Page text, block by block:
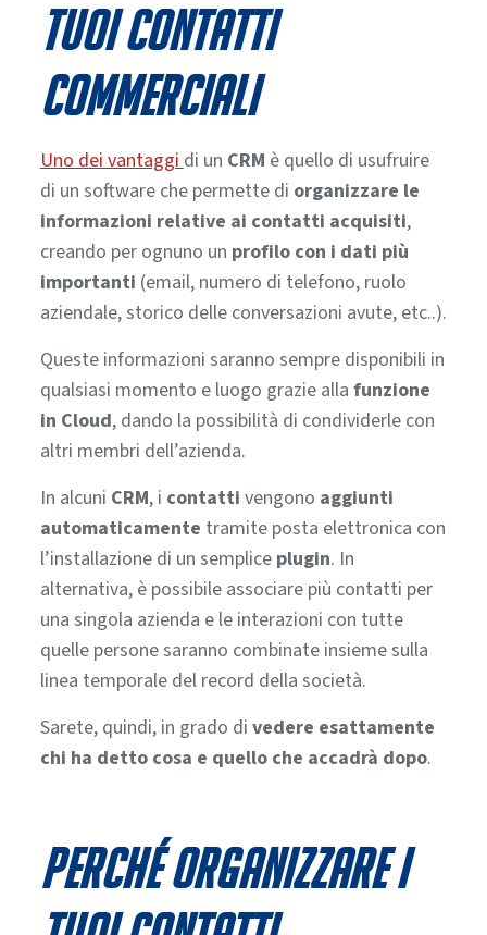
tuoi contatti
commerciali
Uno dei vantaggidi un CRM è quello di usufruire
di un software che permette di organizzare le
informazioni relative ai contatti acquisiti,
creando per ognuno un profilo con i dati più
importanti (email, numero di telefono, ruolo
aziendale, storico delle conversazioni avute, etc..).
Queste informazioni saranno sempre disponibili in
qualsiasi momento e luogo grazie alla funzione
in Cloud, dando la possibilità di condividerle con
altri membri dell’azienda.
In alcuni CRM, i contatti vengono aggiunti
automaticamente tramite posta elettronica con
l’installazione di un semplice plugin. In
alternativa, è possibile associare più contatti per
una singola azienda e le interazioni con tutte
quelle persone saranno combinate insieme sulla
linea temporale del record della società.
Sarete, quindi, in grado di vedere esattamente
chi ha detto cosa e quello che accadrà dopo.
Perché organizzare i